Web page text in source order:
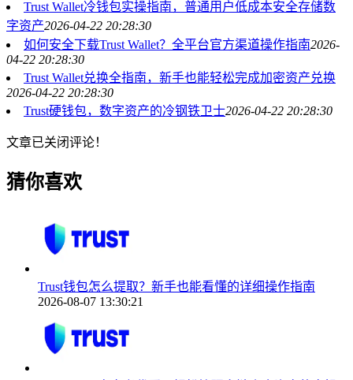
Trust Wallet冷钱包实操指南，普通用户低成本安全存储数
字资产2026-04-22 20:28:30
如何安全下载Trust Wallet？全平台官方渠道操作指南2026-
04-22 20:28:30
Trust Wallet兑换全指南，新手也能轻松完成加密资产兑换
2026-04-22 20:28:30
Trust硬钱包，数字资产的冷钢铁卫士2026-04-22 20:28:30
文章已关闭评论！
猜你喜欢
Trust钱包怎么提取？新手也能看懂的详细操作指南
2026-08-07 13:30:21